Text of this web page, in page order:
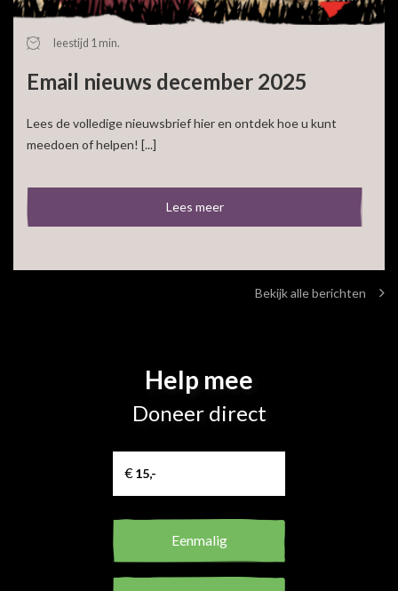
leestijd 1 min.
Email nieuws december 2025
Lees de volledige nieuwsbrief hier en ontdek hoe u kunt
meedoen of helpen! [...]
Lees meer
Bekijk alle berichten
Help mee
Doneer direct
Eenmalig